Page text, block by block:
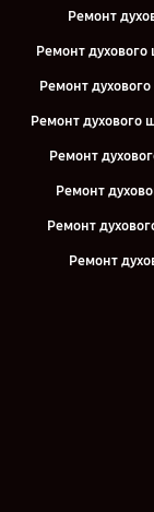
Ремонт
Ремонт духового
Ремонт
Ремонт духового
Ремонт
Ремонт
Ремонт
Ремонт
Ремонт
Ремонт